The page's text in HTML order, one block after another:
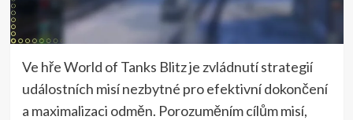
Ve hře World of Tanks Blitz je zvládnutí strategií
událostních misí nezbytné pro efektivní dokončení
a maximalizaci odměn. Porozuměním cílům misí,